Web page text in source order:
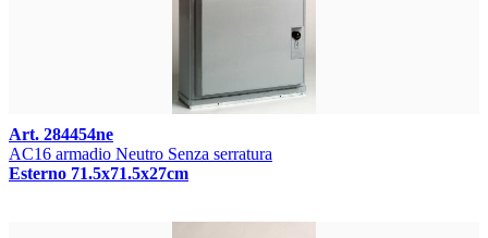
Art. 284454ne
AC16 armadio Neutro Senza serratura
Esterno 71.5x71.5x27cm